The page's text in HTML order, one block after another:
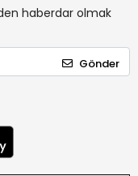
haberdar olmak
Gönder